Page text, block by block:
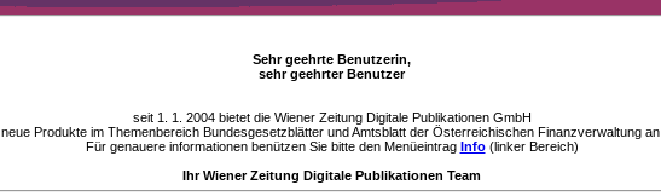
Sehr geehrte Benutzerin,
sehr geehrter Benutzer
seit 1. 1. 2004 bietet die Wiener Zeitung Digitale Publikationen GmbH
neue Produkte im Themenbereich Bundesgesetzblätter und Amtsblatt der Österreichischen Finanzverwaltung an.
Für genauere informationen benützen Sie bitte den Menüeintrag Info(linker Bereich)
Ihr Wiener Zeitung Digitale Publikationen Team